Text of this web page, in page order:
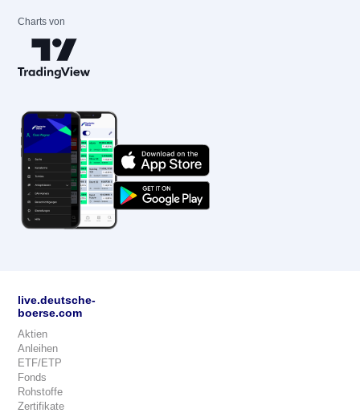
Charts von
live.deutsche-
boerse.com
Aktien
Anleihen
ETF/ETP
Fonds
Rohstoffe
Zertifikate